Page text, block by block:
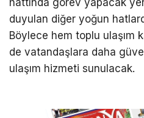
duyulan diğer yoğun
Böylece hem toplu ulaşım
de vatandaşlara daha
ulaşım hizmeti sunulacak.